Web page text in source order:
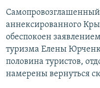
аннексированного
обеспокоен
туризма Елены
половина туристов,
намерены вернуться